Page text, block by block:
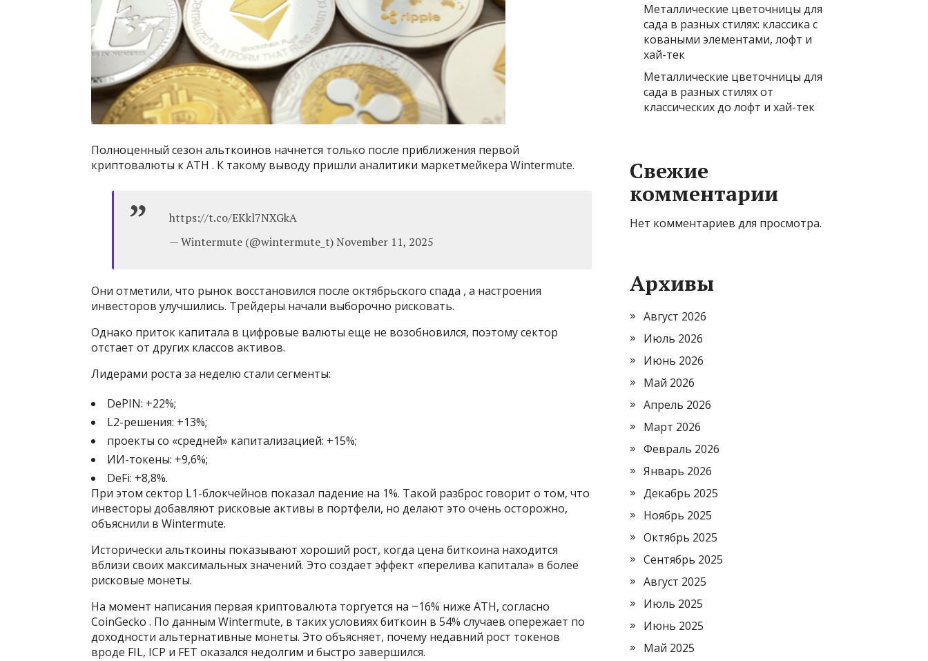
Полноценный сезон альткоинов начнется только после приближения первой
криптовалюты к ATH . К такому выводу пришли аналитики маркетмейкера Wintermute.
https://t.co/EKkl7NXGkA
— Wintermute (@wintermute_t) November 11, 2025
Они отметили, что рынок восстановился после октябрьского спада , а настроения
инвесторов улучшились. Трейдеры начали выборочно рисковать.
Однако приток капитала в цифровые валюты еще не возобновился, поэтому сектор
отстает от других классов активов.
Лидерами роста за неделю стали сегменты:
DePIN: +22%;
L2-решения: +13%;
проекты со «средней» капитализацией: +15%;
ИИ-токены: +9,6%;
DeFi: +8,8%.
При этом сектор L1-блокчейнов показал падение на 1%. Такой разброс говорит о том, что
инвесторы добавляют рисковые активы в портфели, но делают это очень осторожно,
объяснили в Wintermute.
Исторически альткоины показывают хороший рост, когда цена биткоина находится
вблизи своих максимальных значений. Это создает эффект «перелива капитала» в более
рисковые монеты.
На момент написания первая криптовалюта торгуется на ~16% ниже ATH, согласно
CoinGecko . По данным Wintermute, в таких условиях биткоин в 54% случаев опережает по
доходности альтернативные монеты. Это объясняет, почему недавний рост токенов
вроде FIL, ICP и FET оказался недолгим и быстро завершился.
Металлические цветочницы для
сада в разных стилях: классика с
коваными элементами, лофт и
хай-тек
Металлические цветочницы для
сада в разных стилях от
классических до лофт и хай-тек
Свежие
комментарии
Нет комментариев для просмотра.
Архивы
Август 2026
Июль 2026
Июнь 2026
Май 2026
Апрель 2026
Март 2026
Февраль 2026
Январь 2026
Декабрь 2025
Ноябрь 2025
Октябрь 2025
Сентябрь 2025
Август 2025
Июль 2025
Июнь 2025
Май 2025